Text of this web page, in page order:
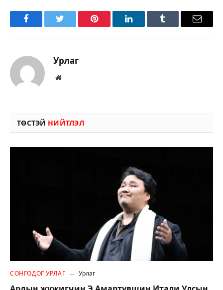
FacebookTwitter Pinterest LinkedInTumblr Имэйл
Урлаг
Вэбсайт
ТӨСТЭЙ НИЙТЛЭЛ
СОНГОДОГ УРЛАГ Урлаг